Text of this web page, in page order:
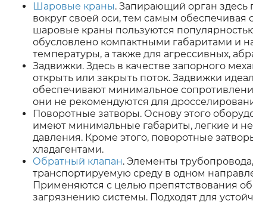
Шаровые краны. Запирающий орган здесь
вокруг своей оси, тем самым обеспечивая
шаровые краны пользуются
обусловлено компактными габаритами и
температуры, а также для агрессивных,
Задвижки. Здесь в качестве запорного
открыть или закрыть поток. Задвижки
обеспечивают минимальное
они не рекомендуются для
Поворотные затворы. Основу этого
имеют минимальные габариты, легкие и
давления. Кроме этого, поворотные
хладагентами.
Обратный клапан. Элементы
транспортируемую среду в одном
Применяются с целью препятствования
загрязнению системы. Подходят для